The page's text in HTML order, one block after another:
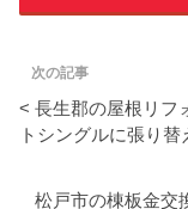
次の記事
< 長生郡の屋根リフ
トシングルに張り替
松戸市の棟板金交